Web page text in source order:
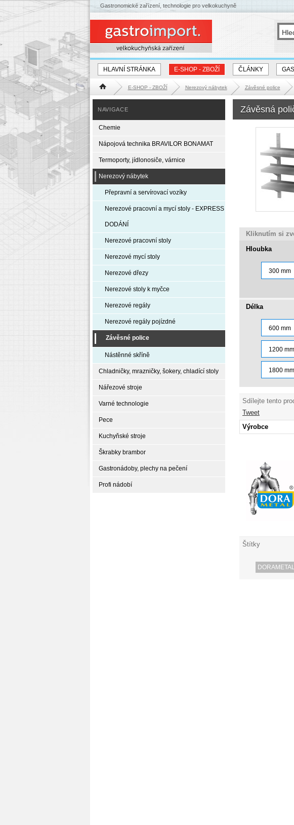
HLAVNÍ STRÁNKA E-SHOP - ZBOŽÍ ČLÁNKY
Hlavní stránka E-SHOP - ZBOŽÍ Nerezový nábytek Závěsné police
Závěsná
Kliknutím si
Hloubka
300 mm
Délka
600 mm
1200 mm
1800 mm
Sdílejte tento
Tweet
Výrobce
Štítky
DORAMETAL
NAVIGACE
Chemie
Nápojová technika BRAVILOR BONAMAT
Termoporty, jídlonosiče, várnice
Nerezový nábytek
Přepravní a servírovací vozíky
Nerezové pracovní a mycí stoly - EXPRESS
DODÁNÍ
Nerezové pracovní stoly
Nerezové mycí stoly
Nerezové dřezy
Nerezové stoly k myčce
Nerezové regály
Nerezové regály pojízdné
Závěsné police
Nástěnné skříně
Chladničky, mrazničky, šokery, chladící stoly
Nářezové stroje
Varné technologie
Pece
Kuchyňské stroje
Škrabky brambor
Gastronádoby, plechy na pečení
Profi nádobí
Gastronomické zařízení, technologie pro velkokuchyně